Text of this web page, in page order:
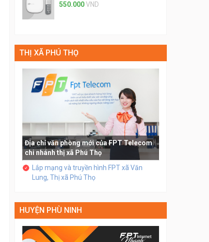
550.000VND
THỊ XÃ PHÚ THỌ
Địa chỉ văn phòng mới của FPT Telecom
chi nhánh thị xã Phú Thọ
Lắp mạng và truyền hình FPT xã Văn
Lung, Thị xã Phú Thọ
HUYỆN PHÙ NINH